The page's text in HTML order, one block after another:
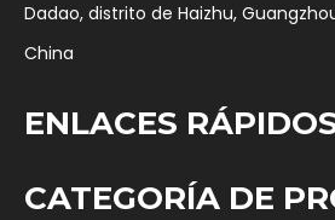
Dadao, distrito de Haizhu,
China
ENLACES
CATEGORÍA DE